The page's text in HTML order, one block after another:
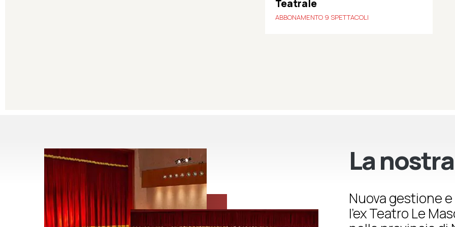
Teatrale
ABBONAMENTO 9 SPETTACOLI
La
Nuova gestione
l’ex Teatro Le